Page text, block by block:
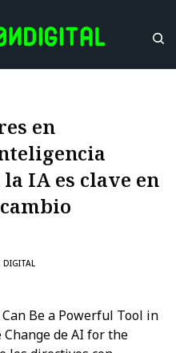
en
IA es clave en
DIGITAL
Be a Powerful Tool in
de AI for the